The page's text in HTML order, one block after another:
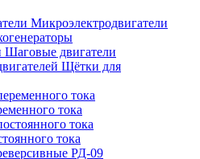
Микроэлектродвигатели
Шаговые двигатели
Щётки для
тока
тока